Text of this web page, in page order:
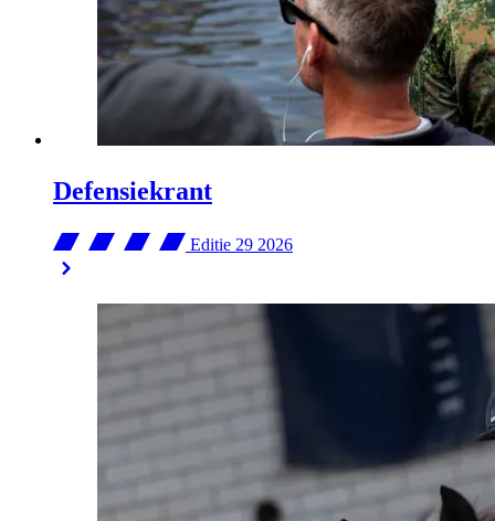
Defensiekrant
Editie 29 2026